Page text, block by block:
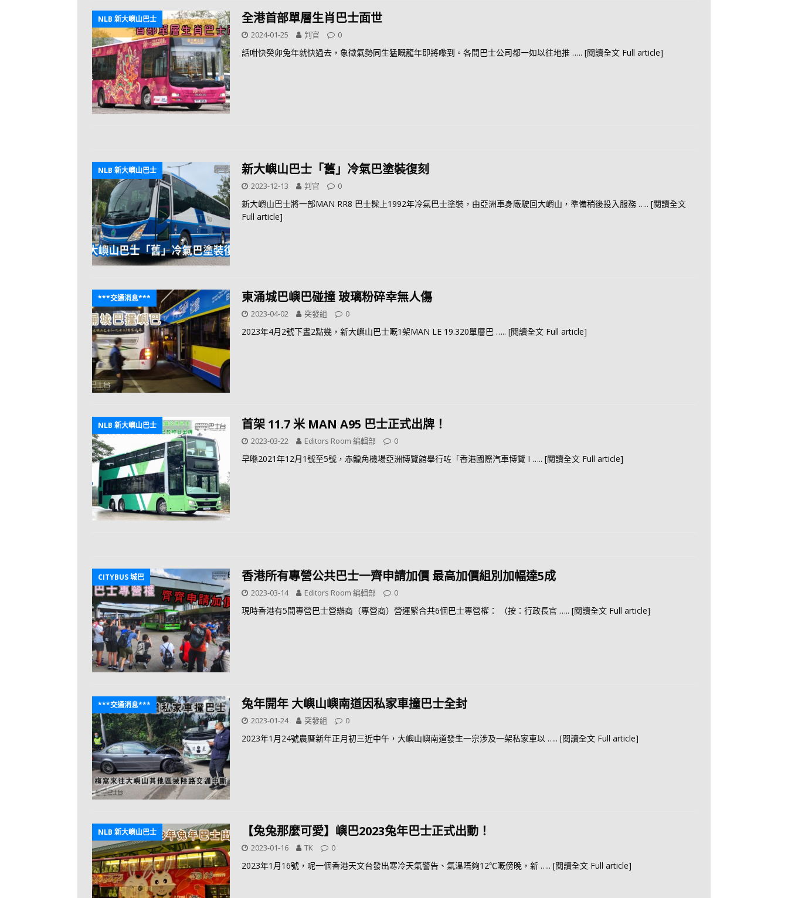
NLB 新大嶼山巴士 全港首部單層生肖巴士面世
2024-01-25 判官 0
話咁快癸卯兔年就快過去，象徵氣勢同生猛嘅龍年即將嚟到。各間巴士公司都一如以往地推 ….. [閱讀全文 Full article]
NLB 新大嶼山巴士 新大嶼山巴士「舊」冷氣巴塗裝復刻
2023-12-13 判官 0
新大嶼山巴士將一部MAN RR8 巴士髹上1992年冷氣巴士塗裝，由亞洲車身廠駛回大嶼山，準備稍後投入服務 ….. [閱讀全文
Full article]
***交通消息*** 東涌城巴嶼巴碰撞 玻璃粉碎幸無人傷
2023-04-02 突發組 0
2023年4月2號下晝2點幾，新大嶼山巴士嘅1架MAN LE 19.320單層巴 ….. [閱讀全文 Full article]
NLB 新大嶼山巴士 首架 11.7 米 MAN A95 巴士正式出牌！
2023-03-22 Editors Room 編輯部 0
早喺2021年12月1號至5號，赤鱲角機場亞洲博覽館舉行咗「香港國際汽車博覽 I ….. [閱讀全文 Full article]
CITYBUS 城巴 香港所有專營公共巴士一齊申請加價 最高加價組別加幅達5成
2023-03-14 Editors Room 編輯部 0
現時香港有5間專營巴士營辦商（專營商）營運緊合共6個巴士專營權： （按：行政長官 ….. [閱讀全文 Full article]
***交通消息*** 兔年開年 大嶼山嶼南道因私家車撞巴士全封
2023-01-24 突發組 0
2023年1月24號農曆新年正月初三近中午，大嶼山嶼南道發生一宗涉及一架私家車以 ….. [閱讀全文 Full article]
NLB 新大嶼山巴士 【兔兔那麼可愛】嶼巴2023兔年巴士正式出動！
2023-01-16 TK 0
2023年1月16號，呢一個香港天文台發出寒冷天氣警告、氣溫唔夠12℃嘅傍晚，新 ….. [閱讀全文 Full article]